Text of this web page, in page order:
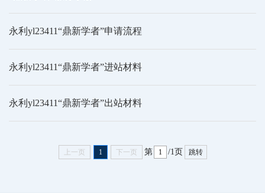
永利yl23411“鼎新学者”申请流程
永利yl23411“鼎新学者”进站材料
永利yl23411“鼎新学者”出站材料
上一页 1 下一页 第 /1页 跳转